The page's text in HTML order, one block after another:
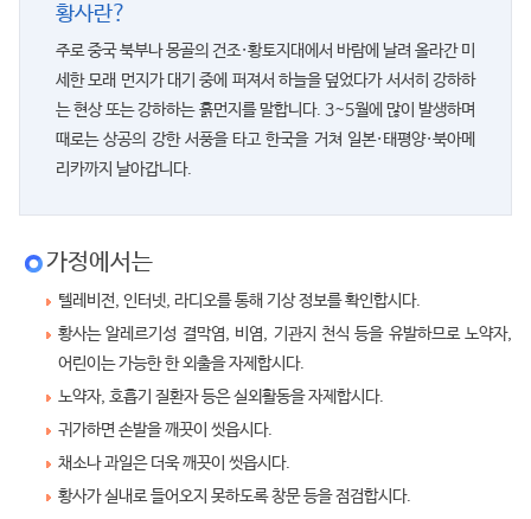
황사란?
주로 중국 북부나 몽골의 건조·황토지대에서 바람에 날려 올라간 미
세한 모래 먼지가 대기 중에 퍼져서 하늘을 덮었다가 서서히 강하하
는 현상 또는 강하하는 흙먼지를 말합니다. 3~5월에 많이 발생하며
때로는 상공의 강한 서풍을 타고 한국을 거쳐 일본·태평양·북아메
리카까지 날아갑니다.
가정에서는
텔레비전, 인터넷, 라디오를 통해 기상 정보를 확인합시다.
황사는 알레르기성 결막염, 비염, 기관지 천식 등을 유발하므로 노약자,
어린이는 가능한 한 외출을 자제합시다.
노약자, 호흡기 질환자 등은 실외활동을 자제합시다.
귀가하면 손발을 깨끗이 씻읍시다.
채소나 과일은 더욱 깨끗이 씻읍시다.
황사가 실내로 들어오지 못하도록 창문 등을 점검합시다.